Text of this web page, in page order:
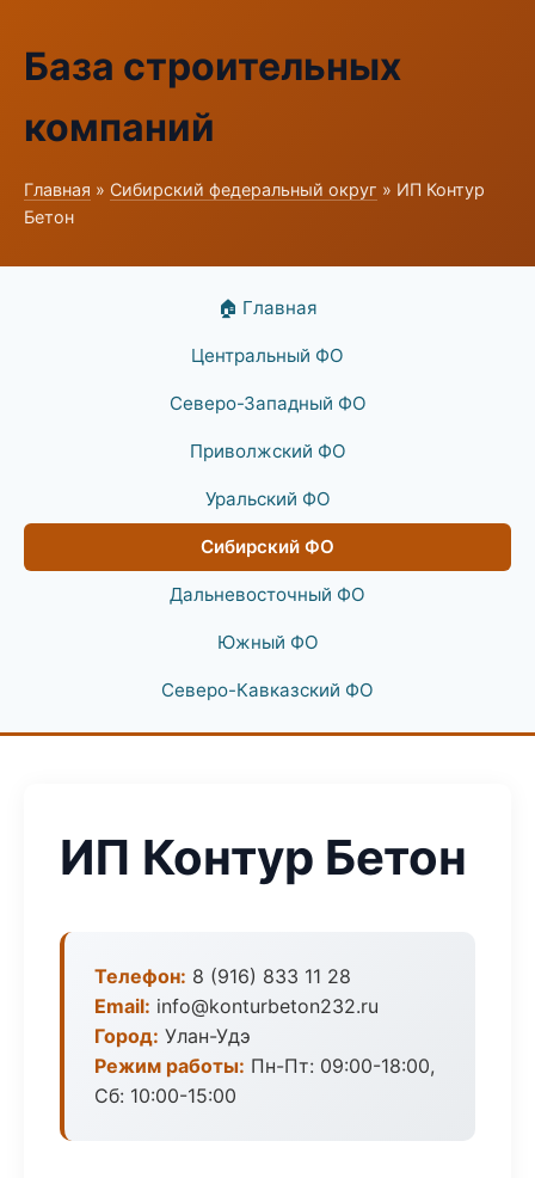
База строительных
компаний
Главная » Сибирский федеральный округ » ИП Контур
Бетон
🏠 Главная
Центральный ФО
Северо-Западный ФО
Приволжский ФО
Уральский ФО
Сибирский ФО
Дальневосточный ФО
Южный ФО
Северо-Кавказский ФО
ИП Контур Бетон
Телефон: 8 (916) 833 11 28
Email: info@konturbeton232.ru
Город: Улан-Удэ
Режим работы: Пн-Пт: 09:00-18:00,
Сб: 10:00-15:00